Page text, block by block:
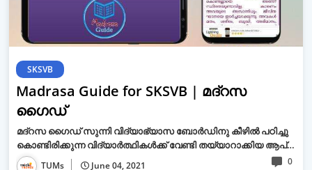
SKSVB
Madrasa Guide for SKSVB | മദ്‌റസ
ഗൈഡ്
മദ്‌റസ ഗൈഡ് സുന്നി വിദ്യാഭ്യാസ ബോര്‍ഡിനു കീഴില്‍ പഠിച്ചു
കൊണ്ടിരിക്കുന്ന വിദ്യാര്‍ത്ഥികള്‍ക്ക് വേണ്ടി തയ്യാറാക്കിയ ആപ്…
TUMs June 04, 2021 0